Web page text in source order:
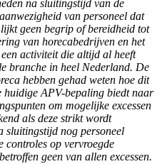
na sluitingstijd van de
van personeel dat
geen begrip of bereidheid tot
van horecabedrijven en het
activiteit die altijd al heeft
branche in heel Nederland. De
hebben gehad weten hoe dit
APV-bepaling biedt naar
om mogelijke excessen
als deze strikt wordt
sluitingstijd nog personeel
controles op vervroegde
geen van allen excessen.